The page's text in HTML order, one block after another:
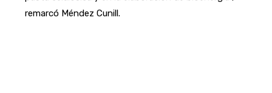
remarcó Méndez Cunill.